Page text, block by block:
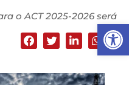
Abrir
o ACT 2025-2026 será